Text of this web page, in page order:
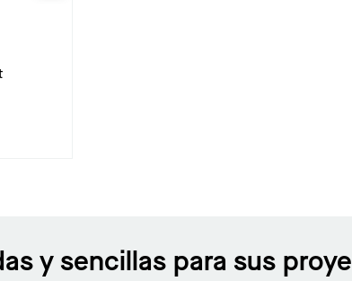
y sencillas para sus